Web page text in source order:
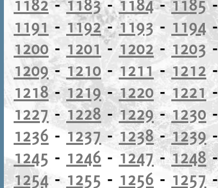
1191 - 1192-1193 - 1194
1200 - 1201 - 1202-1203
1209-1210 - 1211-1212
1218-1219-1220 -1221
1227 -1228-1229-1230
1236 -1237 -1238-1239
1245 - 1246 - 1247-1248
1254- 1255 - 1256 - 1257